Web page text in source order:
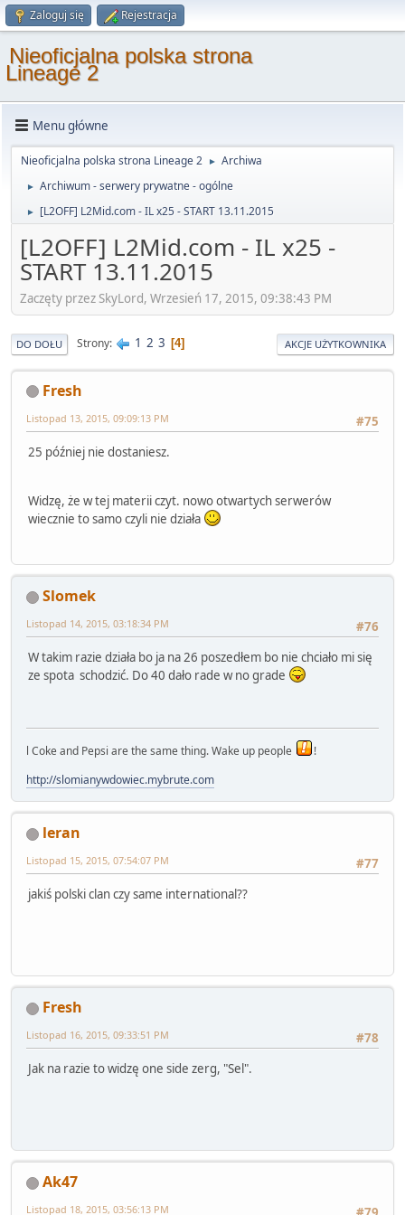
Zaloguj się Rejestracja
Nieoficjalna polska strona
Lineage 2
Menu główne
Nieoficjalna polska strona Lineage 2 ► Archiwa
► Archiwum - serwery prywatne - ogólne
► [L2OFF] L2Mid.com - IL x25 - START 13.11.2015
[L2OFF] L2Mid.com - IL x25 -
START 13.11.2015
Zaczęty przez SkyLord, Wrzesień 17, 2015, 09:38:43 PM
DO DOŁU Strony 1 2 3 4 AKCJE UŻYTKOWNIKA
Fresh
#75
Listopad 13, 2015, 09:09:13 PM
25 później nie dostaniesz.
Widzę, że w tej materii czyt. nowo otwartych serwerów
wiecznie to samo czyli nie działa
Slomek
#76
Listopad 14, 2015, 03:18:34 PM
W takim razie działa bo ja na 26 poszedłem bo nie chciało mi się
ze spota schodzić. Do 40 dało rade w no grade
l Coke and Pepsi are the same thing. Wake up people
!
http://slomianywdowiec.mybrute.com
leran
#77
Listopad 15, 2015, 07:54:07 PM
jakiś polski clan czy same international??
Fresh
#78
Listopad 16, 2015, 09:33:51 PM
Jak na razie to widzę one side zerg, "Sel".
Ak47
Listopad 18, 2015, 03:56:13 PM